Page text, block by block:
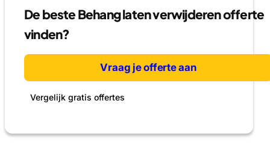
De beste Behang laten verwijderen offerte
vinden?
Vraag je offerte aan
Vergelijk gratis offertes